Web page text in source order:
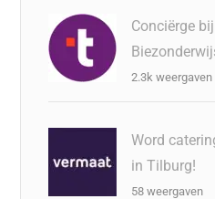
Conciërge
2.3k weergaven
Word
in Tilburg!
58 weergaven